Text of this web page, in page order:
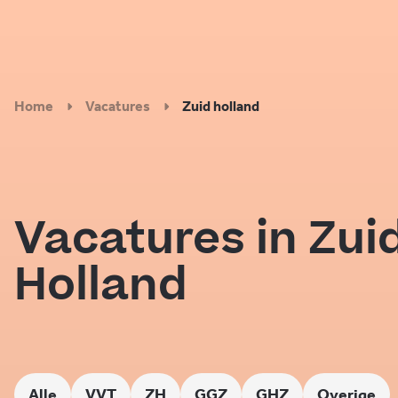
Home Vacatures Zuid holland
Vacatures in
Holland